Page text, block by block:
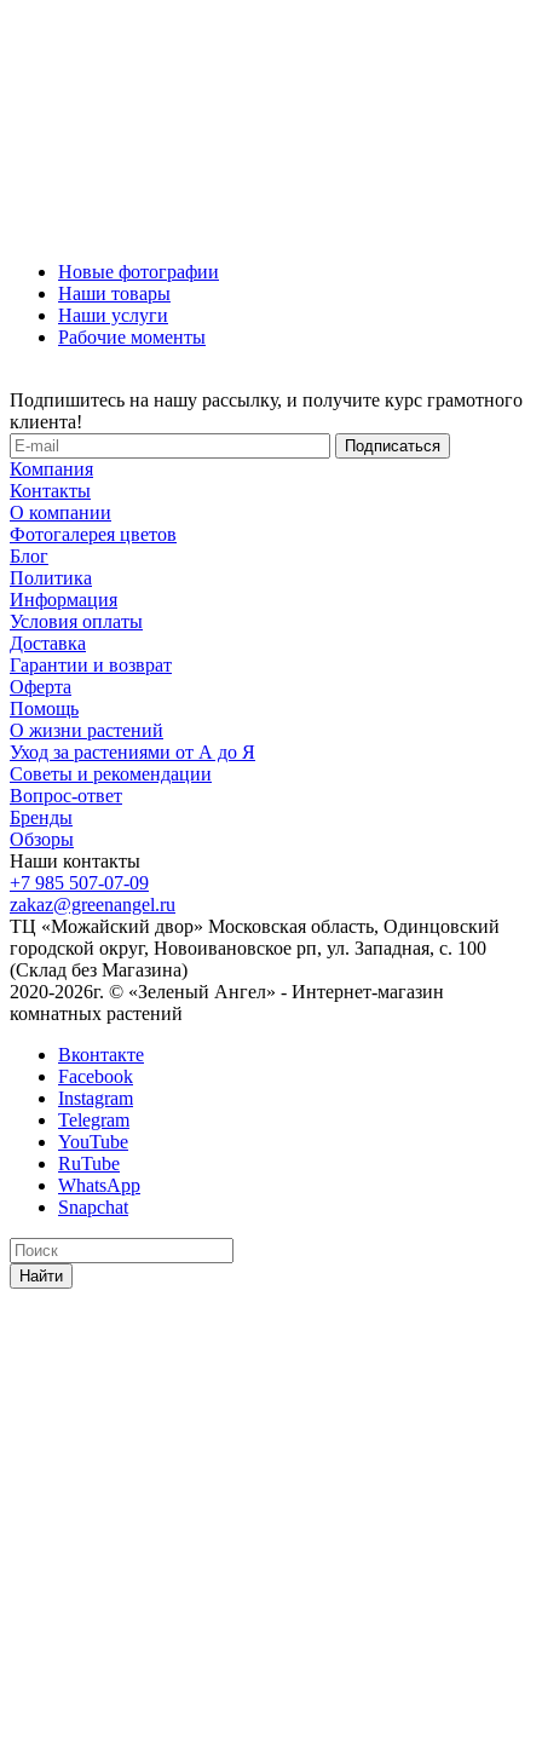
Новые фотографии
Наши товары
Наши услуги
Рабочие моменты
Подпишитесь на нашу рассылку, и получите курс грамотного
клиента!
Компания
Контакты
О компании
Фотогалерея цветов
Блог
Политика
Информация
Условия оплаты
Доставка
Гарантии и возврат
Оферта
Помощь
О жизни растений
Уход за растениями от А до Я
Советы и рекомендации
Вопрос-ответ
Бренды
Обзоры
Наши контакты
+7 985 507-07-09
zakaz@greenangel.ru
ТЦ «Можайский двор» Московская область, Одинцовский
городской округ, Новоивановское рп, ул. Западная, с. 100
(Склад без Магазина)
2020-2026г. © «Зеленый Ангел» - Интернет-магазин
комнатных растений
Вконтакте
Facebook
Instagram
Telegram
YouTube
RuTube
WhatsApp
Snapchat
Найти